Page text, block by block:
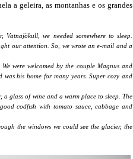
a geleira, as montanhas e os grandes
we needed somewhere to sleep.
our attention. So, we wrote an e-mail and a
were welcomed by the couple Magnus and
his home for many years. Super cozy and
glass of wine and a warm place to sleep. The
codfish with tomato sauce, cabbage and
the windows we could see the glacier, the